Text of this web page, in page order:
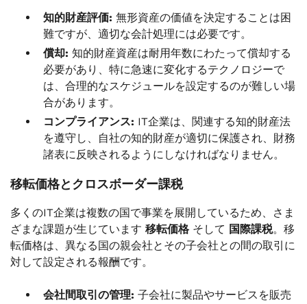
知的財産評価: 無形資産の価値を決定することは困
難ですが、適切な会計処理には必要です。
償却: 知的財産資産は耐用年数にわたって償却する
必要があり、特に急速に変化するテクノロジーで
は、合理的なスケジュールを設定するのが難しい場
合があります。
コンプライアンス: IT企業は、関連する知的財産法
を遵守し、自社の知的財産が適切に保護され、財務
諸表に反映されるようにしなければなりません。
移転価格とクロスボーダー課税
多くのIT企業は複数の国で事業を展開しているため、さま
ざまな課題が生じています 移転価格 そして 国際課税。移
転価格は、異なる国の親会社とその子会社との間の取引に
対して設定される報酬です。
会社間取引の管理: 子会社に製品やサービスを販売